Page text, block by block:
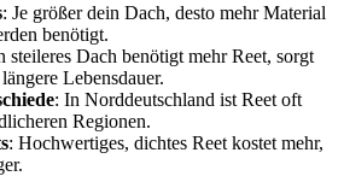
: Je größer dein Dach, desto mehr Material
benötigt.
steileres Dach benötigt mehr Reet, sorgt
Lebensdauer.
: In Norddeutschland ist Reet oft
Regionen.
: Hochwertiges, dichtes Reet kostet mehr,